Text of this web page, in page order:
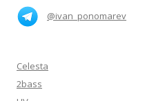
@ivan_ponomarev
Celesta
2bass